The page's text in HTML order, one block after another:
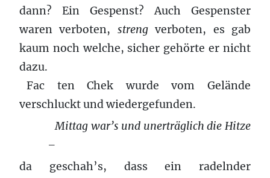
dann? Ein Gespenst? Auch Gespenster
waren verboten, strengverboten, es gab
kaum noch welche, sicher gehörte er nicht
dazu.
Fac ten Chek wurde vom Gelände
verschluckt und wiedergefunden.
Mittag war’s und unerträglich die Hitze
–
da geschah’s, dass ein radelnder